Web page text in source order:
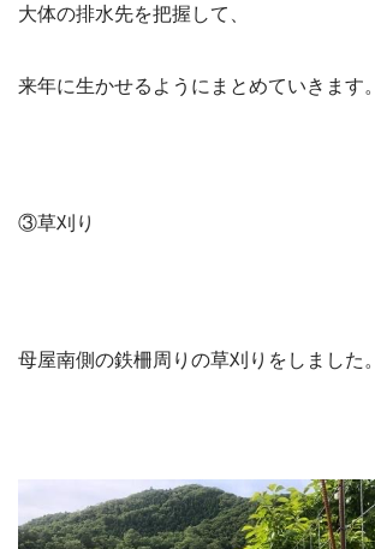
大体の排水先を把握して、
来年に生かせるようにまとめていきます。
③草刈り
母屋南側の鉄柵周りの草刈りをしました。